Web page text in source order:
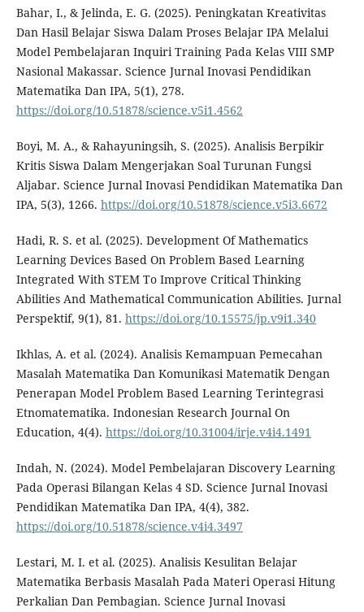
Bahar, I., & Jelinda, E. G. (2025). Peningkatan Kreativitas
Dan Hasil Belajar Siswa Dalam Proses Belajar IPA Melalui
Model Pembelajaran Inquiri Training Pada Kelas VIII SMP
Nasional Makassar. Science Jurnal Inovasi Pendidikan
Matematika Dan IPA, 5(1), 278.
https://doi.org/10.51878/science.v5i1.4562
Boyi, M. A., & Rahayuningsih, S. (2025). Analisis Berpikir
Kritis Siswa Dalam Mengerjakan Soal Turunan Fungsi
Aljabar. Science Jurnal Inovasi Pendidikan Matematika Dan
IPA, 5(3), 1266. https://doi.org/10.51878/science.v5i3.6672
Hadi, R. S. et al. (2025). Development Of Mathematics
Learning Devices Based On Problem Based Learning
Integrated With STEM To Improve Critical Thinking
Abilities And Mathematical Communication Abilities. Jurnal
Perspektif, 9(1), 81. https://doi.org/10.15575/jp.v9i1.340
Ikhlas, A. et al. (2024). Analisis Kemampuan Pemecahan
Masalah Matematika Dan Komunikasi Matematik Dengan
Penerapan Model Problem Based Learning Terintegrasi
Etnomatematika. Indonesian Research Journal On
Education, 4(4). https://doi.org/10.31004/irje.v4i4.1491
Indah, N. (2024). Model Pembelajaran Discovery Learning
Pada Operasi Bilangan Kelas 4 SD. Science Jurnal Inovasi
Pendidikan Matematika Dan IPA, 4(4), 382.
https://doi.org/10.51878/science.v4i4.3497
Lestari, M. I. et al. (2025). Analisis Kesulitan Belajar
Matematika Berbasis Masalah Pada Materi Operasi Hitung
Perkalian Dan Pembagian. Science Jurnal Inovasi